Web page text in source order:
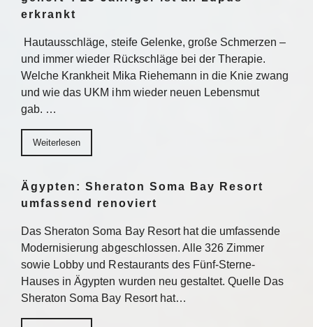
erkrankt
Hautausschläge, steife Gelenke, große Schmerzen –
und immer wieder Rückschläge bei der Therapie.
Welche Krankheit Mika Riehemann in die Knie zwang
und wie das UKM ihm wieder neuen Lebensmut
gab. …
Weiterlesen
Ägypten: Sheraton Soma Bay Resort
umfassend renoviert
Das Sheraton Soma Bay Resort hat die umfassende
Modernisierung abgeschlossen. Alle 326 Zimmer
sowie Lobby und Restaurants des Fünf-Sterne-
Hauses in Ägypten wurden neu gestaltet. Quelle Das
Sheraton Soma Bay Resort hat…